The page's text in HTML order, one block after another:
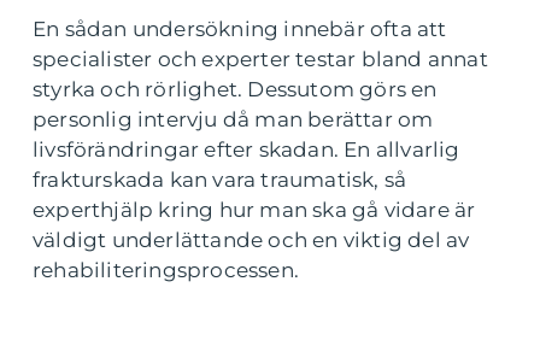
En sådan undersökning innebär ofta att
specialister och experter testar bland annat
styrka och rörlighet. Dessutom görs en
personlig intervju då man berättar om
livsförändringar efter skadan. En allvarlig
frakturskada kan vara traumatisk, så
experthjälp kring hur man ska gå vidare är
väldigt underlättande och en viktig del av
rehabiliteringsprocessen.